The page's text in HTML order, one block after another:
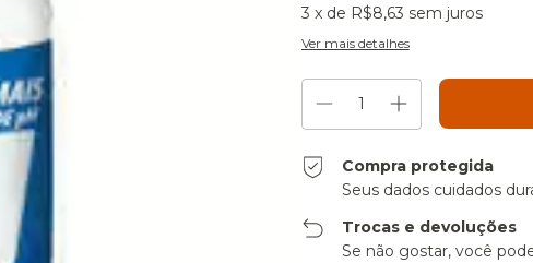
3 x de R$8,63 sem juros
Ver mais detalhes
Compra protegida
Seus dados cuidados
Trocas e devoluções
Se não gostar, você